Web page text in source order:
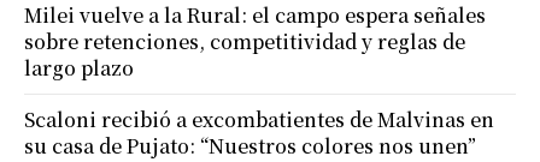
Milei vuelve a la Rural: el campo espera señales
sobre retenciones, competitividad y reglas de
largo plazo
Scaloni recibió a excombatientes de Malvinas en
su casa de Pujato: “Nuestros colores nos unen”